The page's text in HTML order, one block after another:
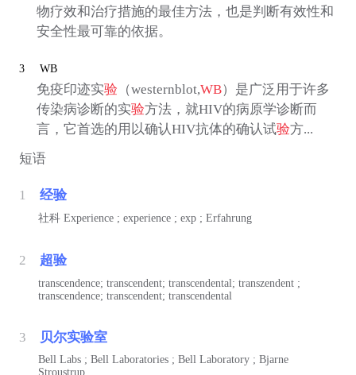
物疗效和治疗措施的最佳方法，也是判断有效性和
安全性最可靠的依据。
3 WB
免疫印迹实验 （westernblot,WB）是广泛用于许多
传染病诊断的实验方法，就HIV的病原学诊断而
言，它首选的用以确认HIV抗体的确认试验方...
短语
1 经验
社科 Experience ; experience ; exp ; Erfahrung
2 超验
transcendence; transcendent; transcendental; transzendent ;
transcendence; transcendent; transcendental
3 贝尔实验室
Bell Labs ; Bell Laboratories ; Bell Laboratory ; Bjarne
Stroustrup